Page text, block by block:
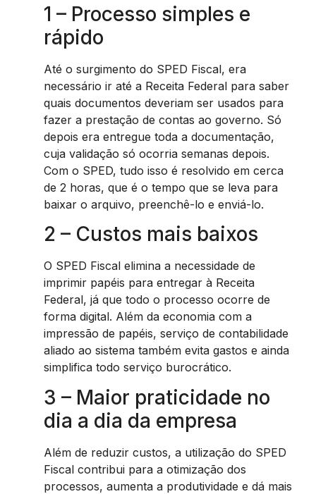
1 – Processo simples e
rápido
Até o surgimento do SPED Fiscal, era
necessário ir até a Receita Federal para saber
quais documentos deveriam ser usados para
fazer a prestação de contas ao governo. Só
depois era entregue toda a documentação,
cuja validação só ocorria semanas depois.
Com o SPED, tudo isso é resolvido em cerca
de 2 horas, que é o tempo que se leva para
baixar o arquivo, preenchê-lo e enviá-lo.
2 – Custos mais baixos
O SPED Fiscal elimina a necessidade de
imprimir papéis para entregar à Receita
Federal, já que todo o processo ocorre de
forma digital. Além da economia com a
impressão de papéis, serviço de contabilidade
aliado ao sistema também evita gastos e ainda
simplifica todo serviço burocrático.
3 – Maior praticidade no
dia a dia da empresa
Além de reduzir custos, a utilização do SPED
Fiscal contribui para a otimização dos
processos, aumenta a produtividade e dá mais